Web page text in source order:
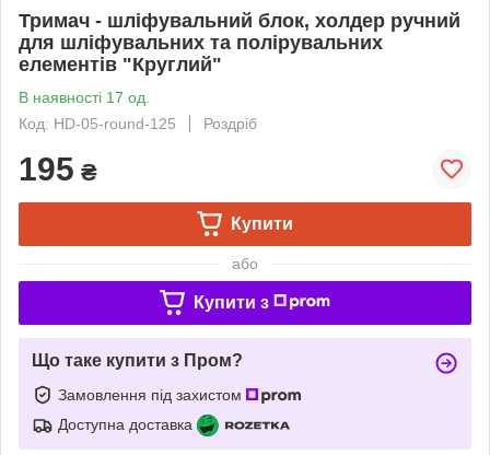
Тримач - шліфувальний блок, холдер ручний
для шліфувальних та полірувальних
елементів "Круглий"
В наявності 17 од.
Код: HD-05-round-125
Роздріб
195 ₴
Купити
або
Купити з
Що таке купити з Пром?
Замовлення під захистом
Доступна доставка